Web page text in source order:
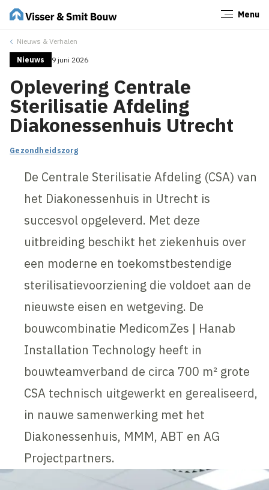
Menu
Nieuws & Verhalen
Nieuws 9 juni 2026
Oplevering Centrale
Sterilisatie Afdeling
Diakonessenhuis Utrecht
Gezondheidszorg
De Centrale Sterilisatie Afdeling (CSA) van
het Diakonessenhuis in Utrecht is
succesvol opgeleverd. Met deze
uitbreiding beschikt het ziekenhuis over
een moderne en toekomstbestendige
sterilisatievoorziening die voldoet aan de
nieuwste eisen en wetgeving. De
bouwcombinatie MedicomZes | Hanab
Installation Technology heeft in
bouwteamverband de circa 700 m² grote
CSA technisch uitgewerkt en gerealiseerd,
in nauwe samenwerking met het
Diakonessenhuis, MMM, ABT en AG
Projectpartners.
Sluiten